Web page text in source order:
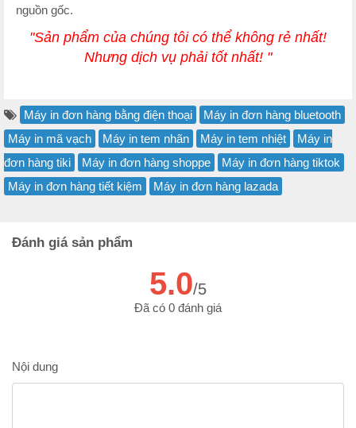
nguồn gốc.
"Sản phẩm của chúng tôi có thể không rẻ nhất!
Nhưng dịch vụ phải tốt nhất! "
Máy in đơn hàng bằng điện thoại
Máy in đơn hàng bluetooth
Máy in mã vạch
Máy in tem nhãn Máy in tem nhiệt
Máy in
đơn hàng tiki
Máy in đơn hàng shoppe
Máy in đơn hàng tiktok
Máy in đơn hàng tiết kiệm
Máy in đơn hàng lazada
Đánh giá sản phẩm
5.0/5
Đã có 0 đánh giá
Nội dung